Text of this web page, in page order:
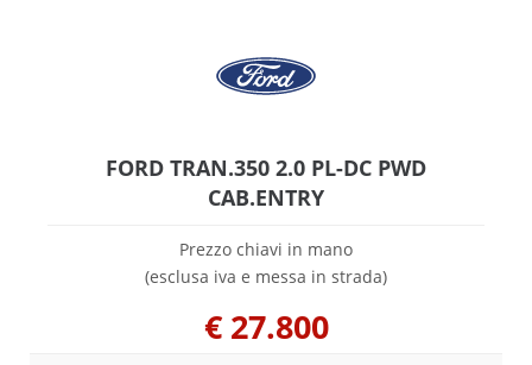
FORD TRAN.350 2.0 PL-DC PWD
CAB.ENTRY
Prezzo chiavi in mano
(esclusa iva e messa in strada)
€ 27.800